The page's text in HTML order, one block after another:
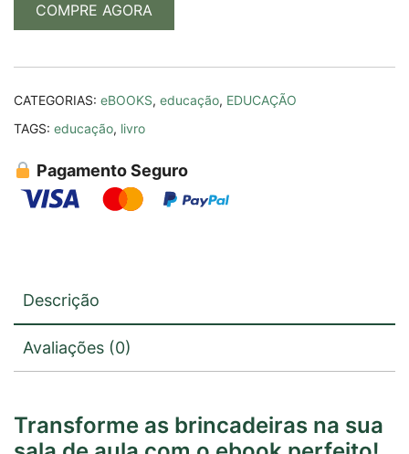
COMPRE AGORA
CATEGORIAS: eBOOKS, educação, EDUCAÇÃO
TAGS: educação, livro
Pagamento Seguro
Descrição
Avaliações (0)
Transforme as brincadeiras na sua